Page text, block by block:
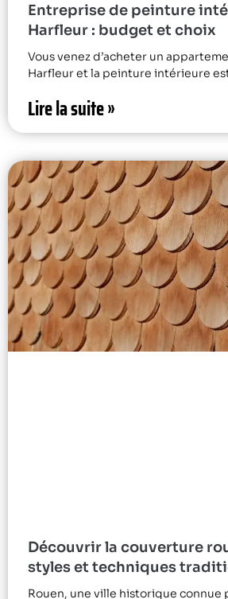
Entreprise de peinture
Harfleur : budget et choix
Vous venez d’acheter un
Harfleur et la peinture intérieure
Lire la suite »
Découvrir la couverture
styles et techniques
Rouen, une ville historique connue